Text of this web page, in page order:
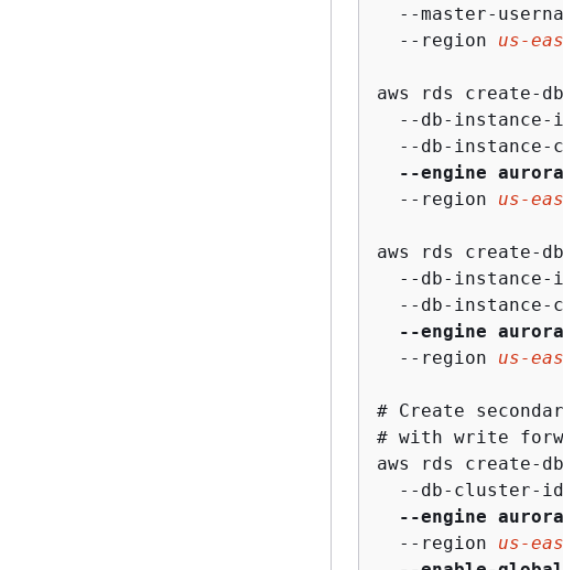
--master-
  --region
us-
aws rds create-
--db-instance-
--db-instance-
--engine
  --region
us-
aws rds create-
--db-instance-
--db-instance-
--engine
  --region
us-
# Create
# with write
aws rds create-
--db-cluster-
--engine
  --region
us-